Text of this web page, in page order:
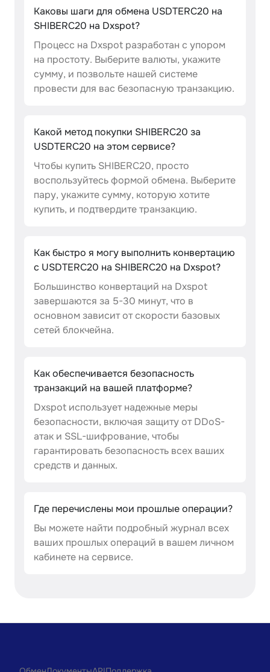
Каковы шаги для обмена USDTERC20 на
SHIBERC20 на Dxspot?
Процесс на Dxspot разработан с упором
на простоту. Выберите валюты, укажите
сумму, и позвольте нашей системе
провести для вас безопасную транзакцию.
Какой метод покупки SHIBERC20 за
USDTERC20 на этом сервисе?
Чтобы купить SHIBERC20, просто
воспользуйтесь формой обмена. Выберите
пару, укажите сумму, которую хотите
купить, и подтвердите транзакцию.
Как быстро я могу выполнить конвертацию
с USDTERC20 на SHIBERC20 на Dxspot?
Большинство конвертаций на Dxspot
завершаются за 5-30 минут, что в
основном зависит от скорости базовых
сетей блокчейна.
Как обеспечивается безопасность
транзакций на вашей платформе?
Dxspot использует надежные меры
безопасности, включая защиту от DDoS-
атак и SSL-шифрование, чтобы
гарантировать безопасность всех ваших
средств и данных.
Где перечислены мои прошлые операции?
Вы можете найти подробный журнал всех
ваших прошлых операций в вашем личном
кабинете на сервисе.